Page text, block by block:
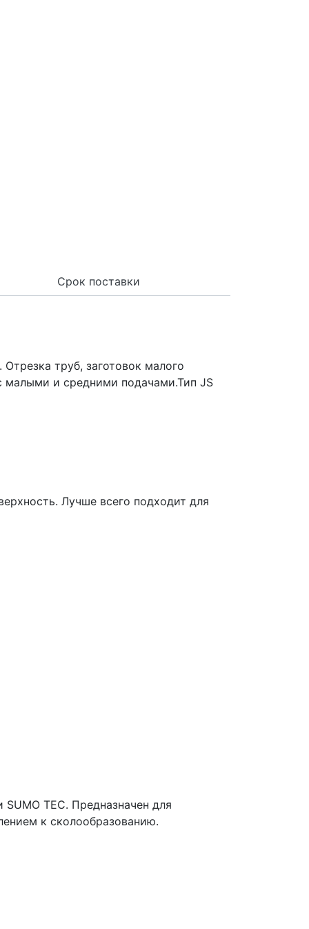
Срок поставки
труб, заготовок малого
малыми и средними подачами.Тип JS
Лучше всего подходит для
TEC. Предназначен для
к сколообразованию.